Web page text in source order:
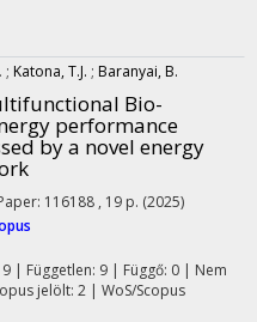
; Katona, T.J. ; Baranyai, B.
Bio-
performance
by a novel energy
116188 , 19 p. (2025)
| Független: 9 | Függő: 0 | Nem
jelölt: 2 | WoS/Scopus